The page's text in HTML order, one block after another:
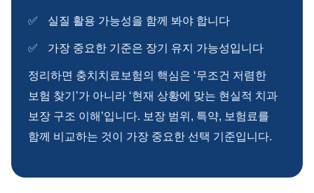
실질 활용 가능성을 함께 봐야 합니다
가장 중요한 기준은 장기 유지 가능성입니다
정리하면 충치치료보험의 핵심은 ‘무조건 저렴한
보험 찾기’가 아니라 ‘현재 상황에 맞는 현실적 치과
보장 구조 이해’입니다. 보장 범위, 특약, 보험료를
함께 비교하는 것이 가장 중요한 선택 기준입니다.